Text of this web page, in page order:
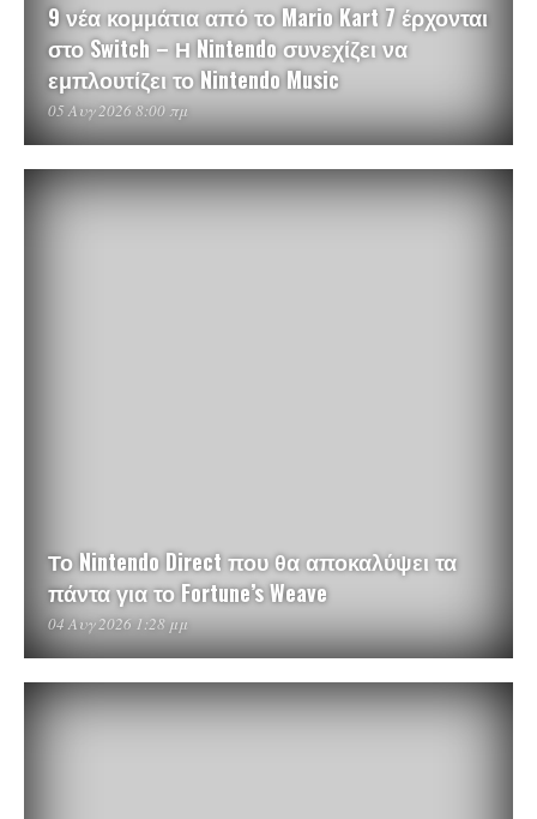
9 νέα κομμάτια από το Mario Kart 7 έρχονται
στο Switch – Η Nintendo συνεχίζει να
εμπλουτίζει το Nintendo Music
05 Αυγ 2026 8:00 πμ
Το Nintendo Direct που θα αποκαλύψει τα
πάντα για το Fortune’s Weave
04 Αυγ 2026 1:28 μμ